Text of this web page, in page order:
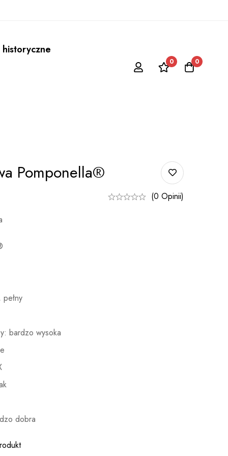
historyczne
0 0
Pomponella®
(0 Opinii)
pełny
bardzo wysoka
dobra